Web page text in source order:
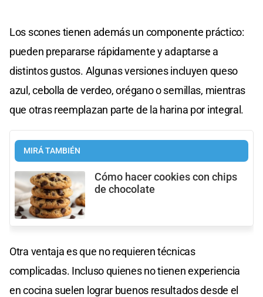
Los scones tienen además un componente práctico:
pueden prepararse rápidamente y adaptarse a
distintos gustos. Algunas versiones incluyen queso
azul, cebolla de verdeo, orégano o semillas, mientras
que otras reemplazan parte de la harina por integral.
MIRÁ TAMBIÉN
Cómo hacer cookies con chips
de chocolate
Otra ventaja es que no requieren técnicas
complicadas. Incluso quienes no tienen experiencia
en cocina suelen lograr buenos resultados desde el